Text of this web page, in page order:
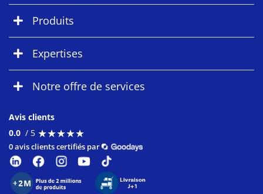
Produits
Expertises
Notre offre de services
Avis clients
0.0 / 5 ★★★★★
★★★★★
0 avis clients certifiés par